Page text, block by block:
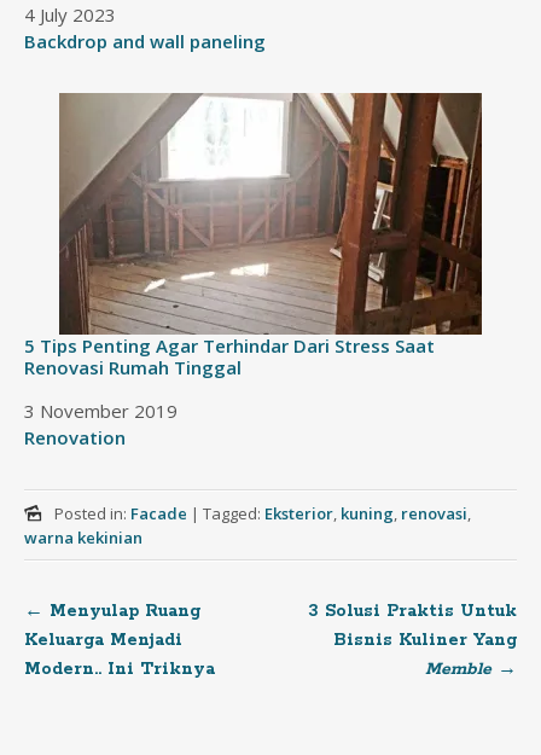
Date
4 July 2023
In relation to
Backdrop and wall paneling
5 Tips Penting Agar Terhindar Dari Stress Saat
Renovasi Rumah Tinggal
Date
3 November 2019
In relation to
Renovation
Posted in: Facade | Tagged: Eksterior, kuning renovasi
warna kekinian
Post
navigation
← Menyulap Ruang
Keluarga Menjadi
Modern.. Ini Triknya
3 Solusi Praktis Untuk
Bisnis Kuliner Yang
Memble →